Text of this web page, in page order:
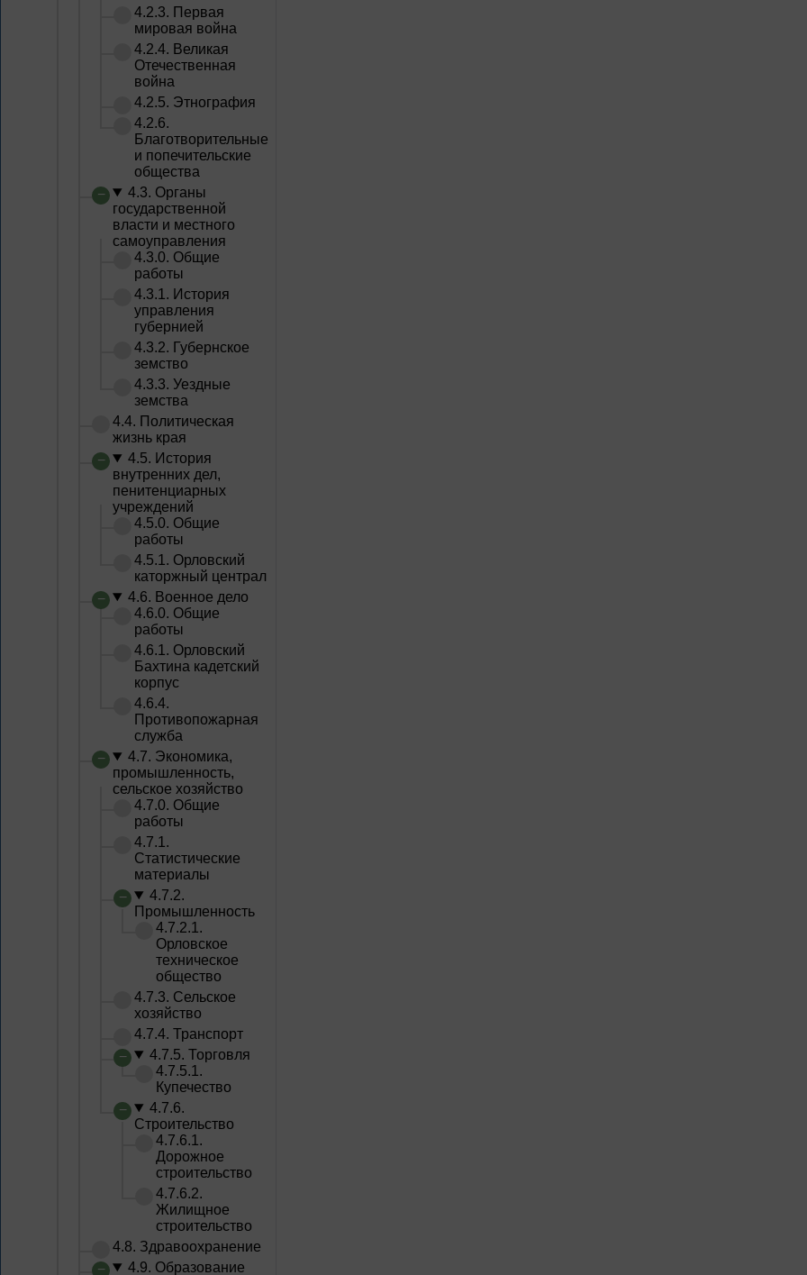
4.2.3. Первая
мировая война
4.2.4. Великая
Отечественная
война
4.2.5. Этнография
4.2.6.
Благотворительные
и попечительские
общества
4.3. Органы
государственной
власти и местного
самоуправления
4.3.0. Общие
работы
4.3.1. История
управления
губернией
4.3.2. Губернское
земство
4.3.3. Уездные
земства
4.4. Политическая
жизнь края
4.5. История
внутренних дел,
пенитенциарных
учреждений
4.5.0. Общие
работы
4.5.1. Орловский
каторжный централ
4.6. Военное дело
4.6.0. Общие
работы
4.6.1. Орловский
Бахтина кадетский
корпус
4.6.4.
Противопожарная
служба
4.7. Экономика,
промышленность,
сельское хозяйство
4.7.0. Общие
работы
4.7.1.
Статистические
материалы
4.7.2.
Промышленность
4.7.2.1.
Орловское
техническое
общество
4.7.3. Сельское
хозяйство
4.7.4. Транспорт
4.7.5. Торговля
4.7.5.1.
Купечество
4.7.6.
Строительство
4.7.6.1.
Дорожное
строительство
4.7.6.2.
Жилищное
строительство
4.8. Здравоохранение
4.9. Образование